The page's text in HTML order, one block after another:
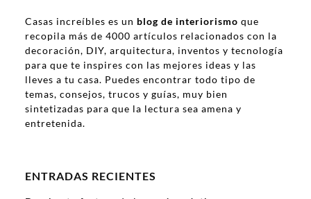
Casas increíbles es un blog de interiorismo que
recopila más de 4000 artículos relacionados con la
decoración, DIY, arquitectura, inventos y tecnología
para que te inspires con las mejores ideas y las
lleves a tu casa. Puedes encontrar todo tipo de
temas, consejos, trucos y guías, muy bien
sintetizadas para que la lectura sea amena y
entretenida.
ENTRADAS RECIENTES